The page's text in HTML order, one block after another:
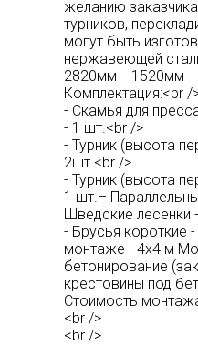
желанию
турников,
могут быть
нержавеющей
2820мм 1520мм
Комплектация:<br /
- Скамья для
- 1 шт.<br />
- Турник (высота
2шт.<br />
- Турник (высота
1 шт.–
Шведские лесенки
- Брусья короткие
монтаже - 4х4 м
бетонирование
крестовины под
Стоимость
<br />
<br />